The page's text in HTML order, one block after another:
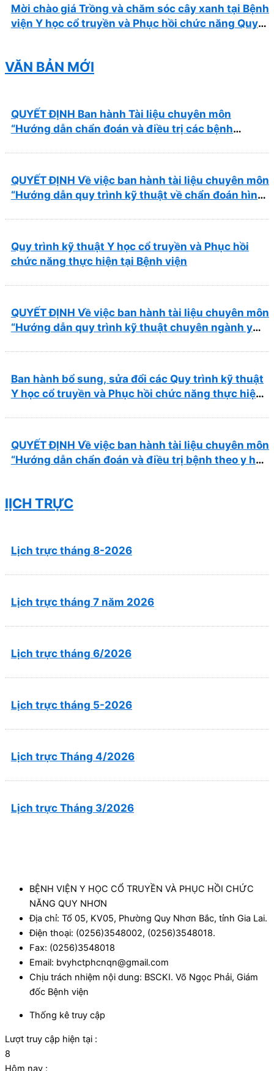
Mời chào giá Trồng và chăm sóc cây xanh tại Bệnh
viện Y học cổ truyền và Phục hồi chức năng Quy
VĂN BẢN MỚI
QUYẾT ĐỊNH Ban hành Tài liệu chuyên môn
“Hướng dẫn chẩn đoán và điều trị các bệnh
hồi chức năng Quy Nhơn”
QUYẾT ĐỊNH Về việc ban hành tài liệu chuyên môn
“Hướng dẫn quy trình kỹ thuật về chẩn đoán hình
Quy trình kỹ thuật Y học cổ truyền và Phục hồi
chức năng thực hiện tại Bệnh viện
QUYẾT ĐỊNH Về việc ban hành tài liệu chuyên môn
“Hướng dẫn quy trình kỹ thuật chuyên ngành y
Ban hành bổ sung, sửa đổi các Quy trình kỹ thuật
Y học cổ truyền và Phục hồi chức năng thực hiện
QUYẾT ĐỊNH Về việc ban hành tài liệu chuyên môn
“Hướng dẫn chẩn đoán và điều trị bệnh theo y học
lỊCH TRỰC
Lịch trực tháng 8-2026
Lịch trực tháng 7 năm 2026
Lịch trực tháng 6/2026
Lịch trực tháng 5-2026
Lịch trực Tháng 4/2026
Lịch trực Tháng 3/2026
BỆNH VIỆN Y HỌC CỔ TRUYỀN VÀ PHỤC HỒI CHỨC
NĂNG QUY NHƠN
Địa chỉ: Tổ 05, KV05, Phường Quy Nhơn Bắc, tỉnh Gia Lai.
Điện thoại: (0256)3548002, (0256)3548018.
Fax: (0256)3548018
Email: bvyhctphcnqn@gmail.com
Chịu trách nhiệm nội dung: BSCKI. Võ Ngọc Phải, Giám
đốc Bệnh viện
Thống kê truy cập
Lượt truy cập hiện tại :
8
Hôm nay :